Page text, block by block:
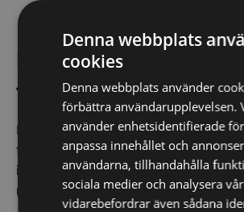
Få de bästa
först!
Kom ihåg att anmäla dig till vårt
först med att få de bästa
inte, vi spammar dig inte utan
relevanta erbjudanden och
Denna webbplats
cookies
Denna webbplats använder
förbättra användarupplevelsen.
använder enhetsidentifierade
anpassa innehållet och
användarna, tillhandahålla
sociala medier och analysera
vidarebefordrar även sådana